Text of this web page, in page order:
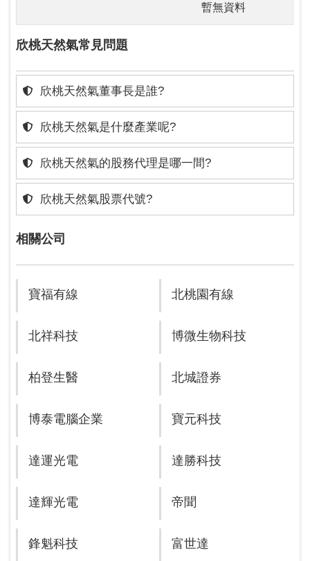
暫無資料
欣桃天然氣常見問題
欣桃天然氣董事長是誰?
欣桃天然氣是什麼產業呢?
欣桃天然氣的股務代理是哪一間?
欣桃天然氣股票代號?
相關公司
寶福有線 北桃園有線
北祥科技 博微生物科技
柏登生醫 北城證券
博泰電腦企業 寶元科技
達運光電 達勝科技
達輝光電 帝聞
鋒魁科技 富世達